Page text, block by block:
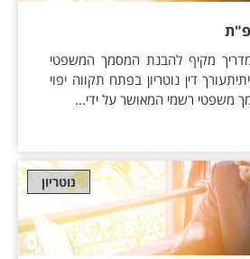
- מדריך מקיף להבנת המסמך המשפטי
דין נוטריון בפתח תקווה יפוי
משפטי רשמי המאושר על ידי...
נוטריון